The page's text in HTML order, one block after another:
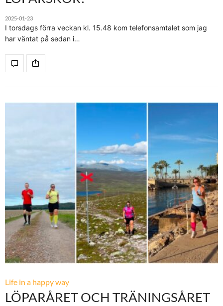
2025-01-23
I torsdags förra veckan kl. 15.48 kom telefonsamtalet som jag
har väntat på sedan i…
Life in a happy way
LÖPARÅRET OCH TRÄNINGSÅRET